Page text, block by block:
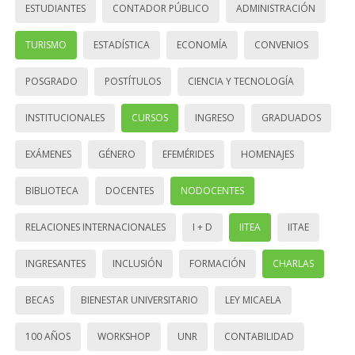
ESTUDIANTES CONTADOR PÚBLICO ADMINISTRACIÓN
TURISMO ESTADÍSTICA ECONOMÍA CONVENIOS
POSGRADO POSTÍTULOS CIENCIA Y TECNOLOGÍA
INSTITUCIONALES CURSOS INGRESO GRADUADOS
EXÁMENES GÉNERO EFEMÉRIDES HOMENAJES
BIBLIOTECA DOCENTES NODOCENTES
RELACIONES INTERNACIONALES I + D IITEA IITAE
INGRESANTES INCLUSIÓN FORMACIÓN CHARLAS
BECAS BIENESTAR UNIVERSITARIO LEY MICAELA
100 AÑOS WORKSHOP UNR CONTABILIDAD